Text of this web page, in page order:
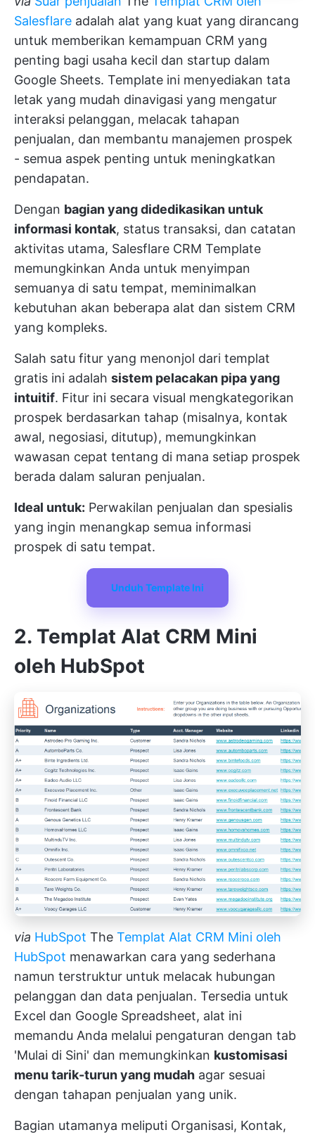
Salesflare adalah alat yang kuat yang dirancang
untuk memberikan kemampuan CRM yang
penting bagi usaha kecil dan startup dalam
Google Sheets. Template ini menyediakan tata
letak yang mudah dinavigasi yang mengatur
interaksi pelanggan, melacak tahapan
penjualan, dan membantu manajemen prospek
- semua aspek penting untuk meningkatkan
pendapatan.
Dengan bagian yang didedikasikan untuk
informasi kontak, status transaksi, dan catatan
aktivitas utama, Salesflare CRM Template
memungkinkan Anda untuk menyimpan
semuanya di satu tempat, meminimalkan
kebutuhan akan beberapa alat dan sistem CRM
yang kompleks.
Salah satu fitur yang menonjol dari templat
gratis ini adalah sistem pelacakan pipa yang
intuitif. Fitur ini secara visual mengkategorikan
prospek berdasarkan tahap (misalnya, kontak
awal, negosiasi, ditutup), memungkinkan
wawasan cepat tentang di mana setiap prospek
berada dalam saluran penjualan.
Ideal untuk: Perwakilan penjualan dan spesialis
yang ingin menangkap semua informasi
prospek di satu tempat.
Unduh Template Ini
2. Templat Alat CRM Mini
oleh HubSpot
via HubSpot The Templat Alat CRM Mini oleh
HubSpot menawarkan cara yang sederhana
namun terstruktur untuk melacak hubungan
pelanggan dan data penjualan. Tersedia untuk
Excel dan Google Spreadsheet, alat ini
memandu Anda melalui pengaturan dengan tab
'Mulai di Sini' dan memungkinkan kustomisasi
menu tarik-turun yang mudah agar sesuai
dengan tahapan penjualan yang unik.
Bagian utamanya meliputi Organisasi, Kontak,